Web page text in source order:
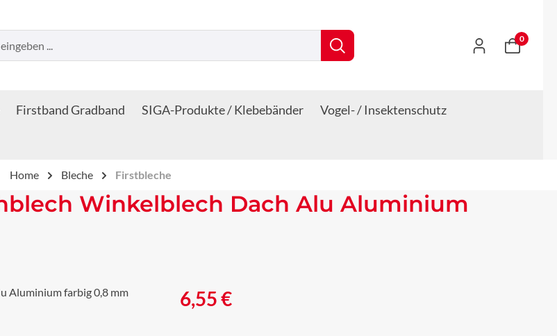
0
Firstband Gradband SIGA-Produkte / Klebebänder
Vogel- / Insektenschutz
Home Bleche Firstbleche
Winkelblech Dach Alu Aluminium
Regulärer Preis:
6,55 €